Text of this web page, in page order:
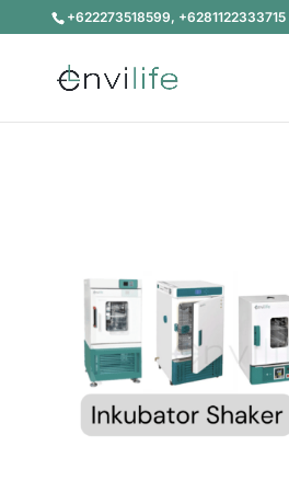
+622273518599, +6281122333715